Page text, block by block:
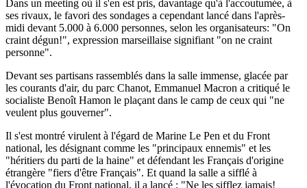
Dans un meeting où il s'en est pris, davantage qu'à l'accoutumée, à
ses rivaux, le favori des sondages a cependant lancé dans l'après-
midi devant 5.000 à 6.000 personnes, selon les organisateurs: "On
craint dégun!", expression marseillaise signifiant "on ne craint
personne".
Devant ses partisans rassemblés dans la salle immense, glacée par
les courants d'air, du parc Chanot, Emmanuel Macron a critiqué le
socialiste Benoît Hamon le plaçant dans le camp de ceux qui "ne
veulent plus gouverner".
Il s'est montré virulent à l'égard de Marine Le Pen et du Front
national, les désignant comme les "principaux ennemis" et les
"héritiers du parti de la haine" et défendant les Français d'origine
étrangère "fiers d'être Français". Et quand la salle a sifflé à
l'évocation du Front national, il a lancé : "Ne les sifflez jamais!